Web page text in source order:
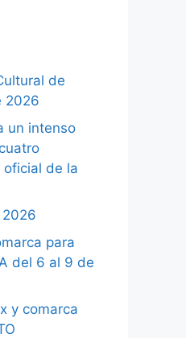
de
2026
un intenso
oficial de la
2026
para
del 6 al 9 de
y comarca